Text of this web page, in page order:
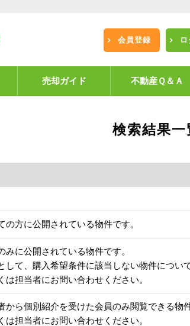
会員登録
売却ガイド 不動産Ｑ＆Ａ
検索結果一
の方に公開されている物件です。
みに公開されている物件です。
して、購入希望条件に該当しない物件につい
は担当者にお問い合わせください。
から個別紹介を受けた会員のみ閲覧できる物
は担当者にお問い合わせください。